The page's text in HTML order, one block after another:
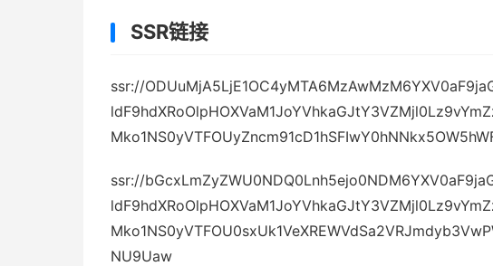
SSR链接
ssr://
ssr://
NU9Uaw